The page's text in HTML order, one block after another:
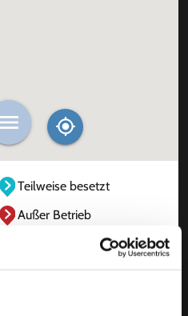
Teilweise besetzt
Außer Betrieb